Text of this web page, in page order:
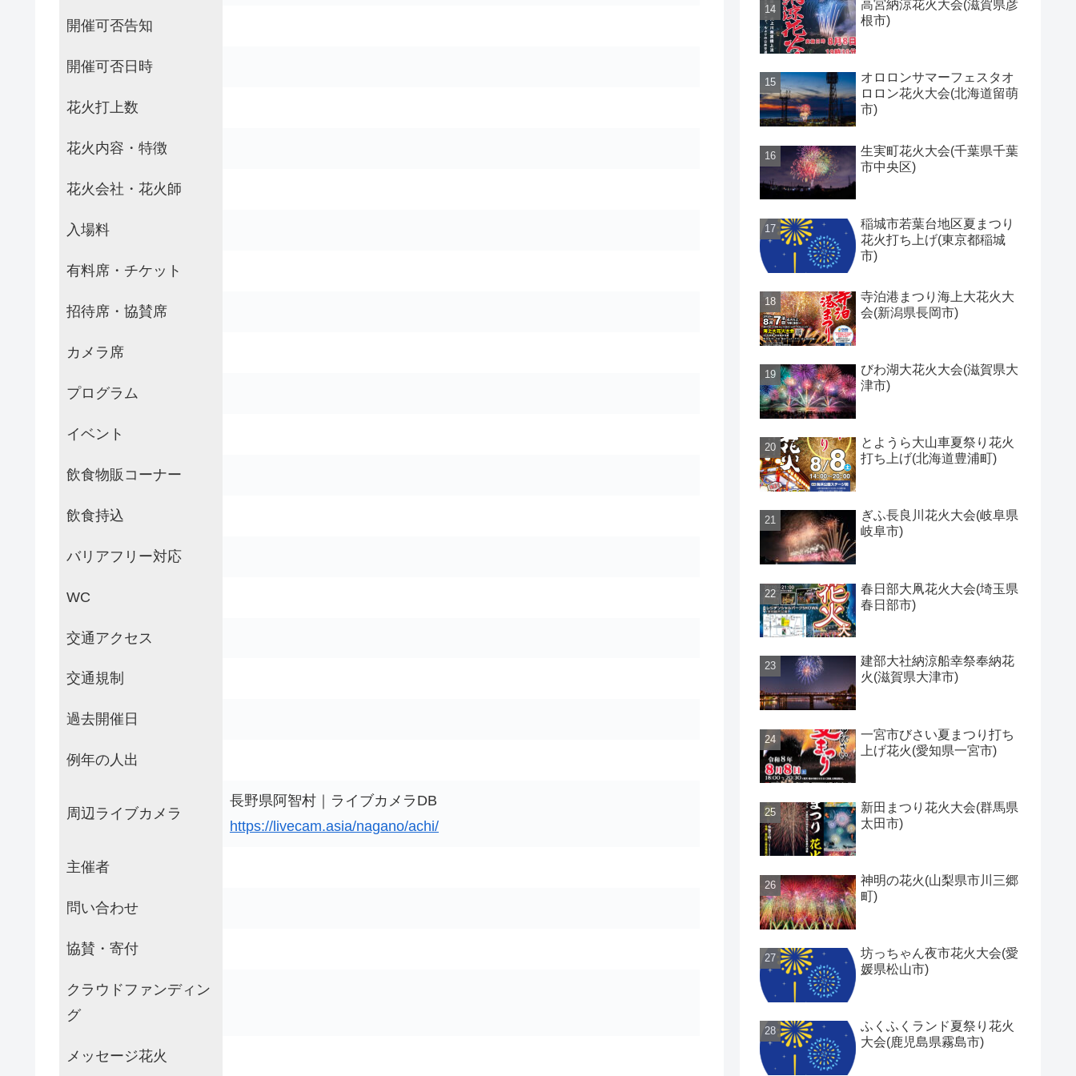
開催可否告知
開催可否日時
花火打上数
花火内容・特徴
花火会社・花火師
入場料
有料席・チケット
招待席・協賛席
カメラ席
プログラム
イベント
飲食物販コーナー
飲食持込
バリアフリー対応
WC
交通アクセス
交通規制
過去開催日
例年の人出
周辺ライブカメラ
長野県阿智村｜ライブカメラDB
https://livecam.asia/nagano/achi/
主催者
問い合わせ
協賛・寄付
クラウドファンディン
グ
メッセージ花火
高宮納涼花火大会(滋賀県彦
根市)
オロロンサマーフェスタオ
ロロン花火大会(北海道留萌
市)
生実町花火大会(千葉県千葉
市中央区)
稲城市若葉台地区夏まつり
花火打ち上げ(東京都稲城
市)
寺泊港まつり海上大花火大
会(新潟県長岡市)
びわ湖大花火大会(滋賀県大
津市)
とようら大山車夏祭り花火
打ち上げ(北海道豊浦町)
ぎふ長良川花火大会(岐阜県
岐阜市)
春日部大凧花火大会(埼玉県
春日部市)
建部大社納涼船幸祭奉納花
火(滋賀県大津市)
一宮市びさい夏まつり打ち
上げ花火(愛知県一宮市)
新田まつり花火大会(群馬県
太田市)
神明の花火(山梨県市川三郷
町)
坊っちゃん夜市花火大会(愛
媛県松山市)
ふくふくランド夏祭り花火
大会(鹿児島県霧島市)